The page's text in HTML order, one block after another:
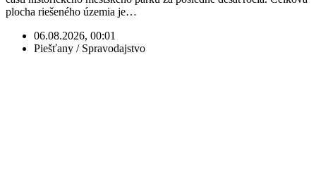
plocha riešeného územia je…
06.08.2026, 00:01
Piešťany / Spravodajstvo